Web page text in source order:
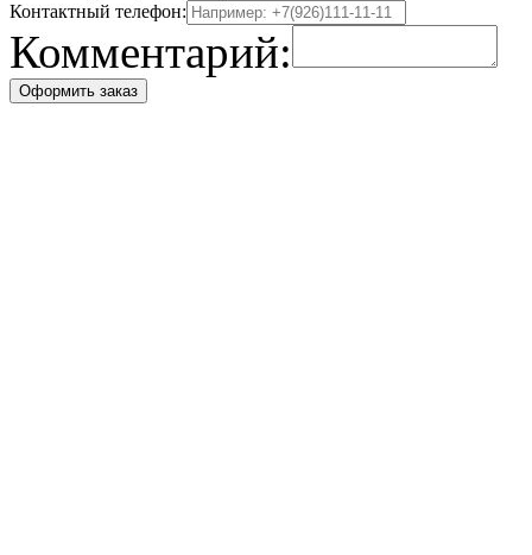
Контактный телефон:
Комментарий:
Оформить заказ